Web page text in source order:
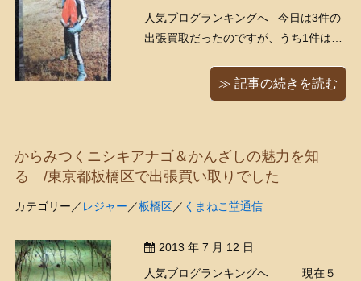
人気ブログランキングへ 今日は3件の
出張買取だったのですが、うち1件は、
した。そして帰ってくるなり、「いい
のがあったー！ヽ(≧ω≦)ﾉ」 「おや、そ
≫ 記事の続きを読む
からみつくニシキアナゴ＆かんざしの魅力を知
る /東京都板橋区で出張買い取りでした
カテゴリー／ レジャー／板橋区／ くまねこ堂通信
2013 年 7 月 12 日
人気ブログランキングへ 現在５